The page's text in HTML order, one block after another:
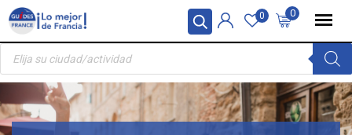
Panel de gestión de cookies
Skip
content
0
0
Búsqueda
productos